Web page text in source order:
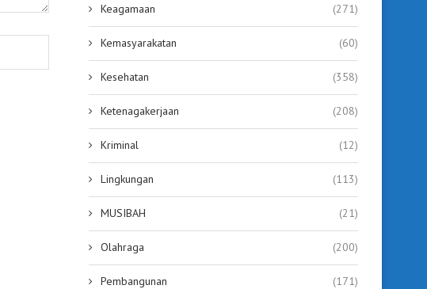
Keagamaan (271)
Kemasyarakatan (60)
Kesehatan (358)
Ketenagakerjaan (208)
Kriminal (12)
Lingkungan (113)
MUSIBAH (21)
Olahraga (200)
Pembangunan (171)